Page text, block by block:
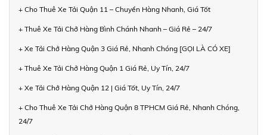
+ Cho Thuê Xe Tải Quận 11 – Chuyển Hàng Nhanh, Giá Tốt
+ Thuê Xe Tải Chở Hàng Bình Chánh Nhanh – Giá Rẻ – 24/7
+ Xe Tải Chở Hàng Quận 3 Giá Rẻ, Nhanh Chóng [GỌI LÀ CÓ XE]
+ Thuê Xe Tải Chở Hàng Quận 1 Giá Rẻ, Uy Tín, 24/7
+ Xe Tải Chở Hàng Quận 12 | Giá Tốt, Uy Tín, 24/7
+ Cho Thuê Xe Tải Chở Hàng Quận 8 TPHCM Giá Rẻ, Nhanh Chóng,
24/7